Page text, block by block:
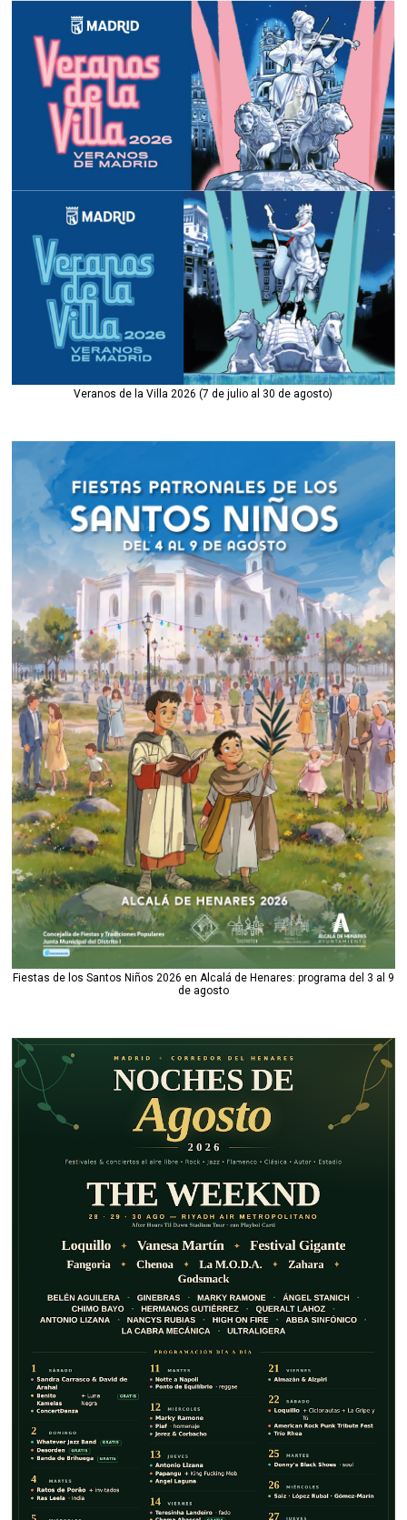
Veranos de la Villa 2026 (7 de julio al 30 de agosto)
Fiestas de los Santos Niños 2026 en Alcalá de Henares: programa del 3 al 9
de agosto